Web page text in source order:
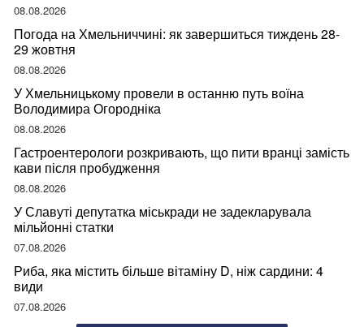
08.08.2026
Погода на Хмельниччині: як завершиться тиждень 28-
29 жовтня
08.08.2026
У Хмельницькому провели в останню путь воїна
Володимира Огородніка
08.08.2026
Гастроентерологи розкривають, що пити вранці замість
кави після пробудження
08.08.2026
У Славуті депутатка міськради не задекларувала
мільйонні статки
07.08.2026
Риба, яка містить більше вітаміну D, ніж сардини: 4
види
07.08.2026